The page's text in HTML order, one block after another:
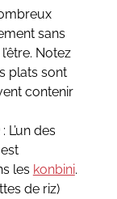
sans
Notez
plats sont
contenir
: L’un des
les konbini.
de riz)